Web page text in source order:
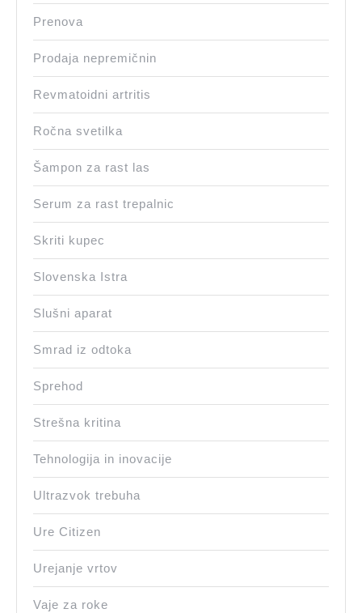
Prenova
Prodaja nepremičnin
Revmatoidni artritis
Ročna svetilka
Šampon za rast las
Serum za rast trepalnic
Skriti kupec
Slovenska Istra
Slušni aparat
Smrad iz odtoka
Sprehod
Strešna kritina
Tehnologija in inovacije
Ultrazvok trebuha
Ure Citizen
Urejanje vrtov
Vaje za roke